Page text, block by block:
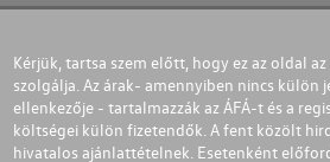
Kérjük, tartsa szem előtt, hogy ez az oldal
szolgálja. Az árak- amennyiben nincs külön
ellenkezője - tartalmazzák az ÁFÁ-t és a
költségei külön fizetendők. A fent közölt
hivatalos ajánlattételnek. Esetenként